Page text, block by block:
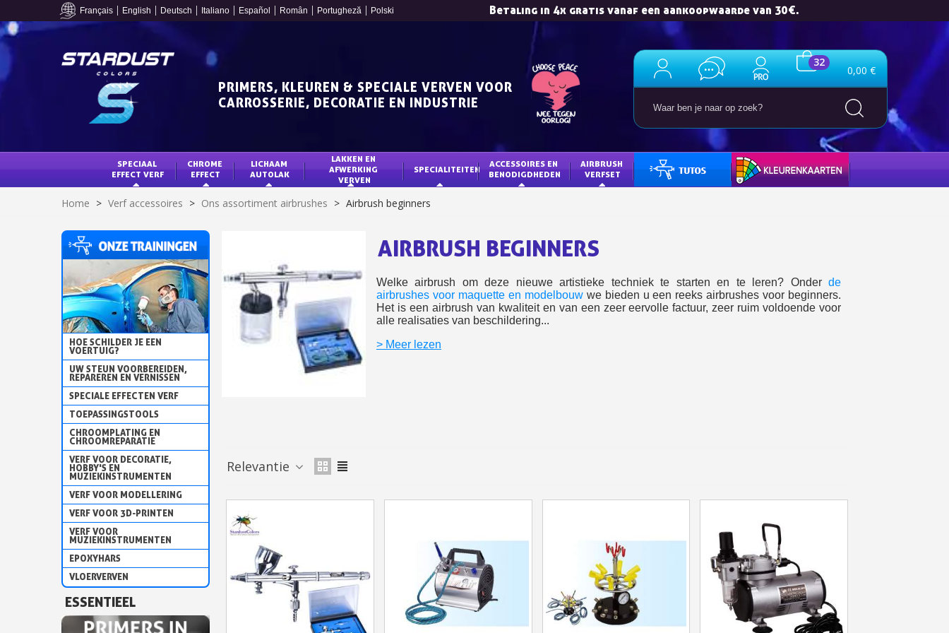
Français English Deutsch Italiano Español Român Portugheză Polski Betaling in 4x gratis vanaf een aankoopwaarde van 30€.
Schrijf je in voor de nieuwsbrief: €5 korting
Je online offerte in minder dan 1 minuut
Verzamel loyaliteitspunten bij elke bestelling
Retourneer producten binnen 14 dagen
5€ korting op de eerste bestelling
10€ shopping voucher voor elke verwijzing
Schrijf je in voor de nieuwsbrief: €5 korting
PRIMERS, KLEUREN & SPECIALE VERVEN VOOR
CARROSSERIE, DECORATIE EN INDUSTRIE
32
0,00 €
SPECIAAL
EFFECT VERF
CHROME
EFFECT
LICHAAM
AUTOLAK
LAKKEN EN
AFWERKING
VERVEN
SPECIALITEITEN
ACCESSOIRES EN
BENODIGDHEDEN
AIRBRUSH
VERFSET
HANDLEIDINGEN KLEURENKAARTEN
Home > Verf accessoires > Ons assortiment airbrushes > Airbrush beginners
HOE SCHILDER JE EEN
VOERTUIG?
UW STEUN VOORBEREIDEN,
REPAREREN EN VERNISSEN
SPECIALE EFFECTEN VERF
TOEPASSINGSTOOLS
CHROOMPLATING EN
CHROOMREPARATIE
VERF VOOR DECORATIE,
HOBBY'S EN
MUZIEKINSTRUMENTEN
VERF VOOR MODELLERING
VERF VOOR 3D-PRINTEN
VERF VOOR
MUZIEKINSTRUMENTEN
EPOXYHARS
VLOERVERVEN
ESSENTIEEL
AIRBRUSH BEGINNERS
Welke airbrush om deze nieuwe artistieke techniek te starten en te leren? Onderde
airbrushes voor maquette en modelbouw we bieden u een reeks airbrushes voor beginners.
Het is een airbrush van kwaliteit en van een zeer eervolle factuur, zeer ruim voldoende voor
alle realisaties van beschildering...
> Meer lezen
Relevantie